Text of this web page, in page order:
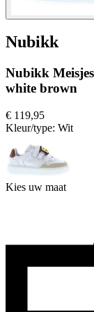
Nubikk
Nubikk
white brown
€ 119,95
Kleur/type: Wit
Kies uw maat